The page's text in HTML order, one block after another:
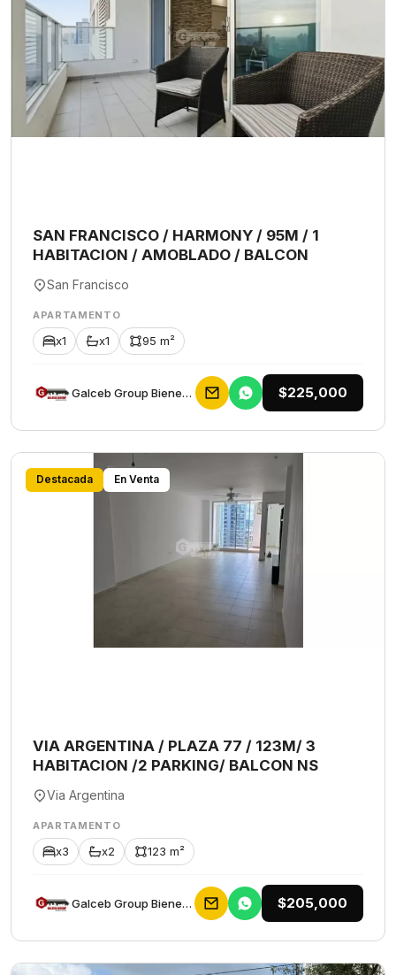
SAN FRANCISCO / HARMONY / 95M / 1
HABITACION / AMOBLADO / BALCON
San Francisco
APARTAMENTO
x1 x1 95 m²
Galceb Group Bienes Raices $225,000
Destacada En Venta
VIA ARGENTINA / PLAZA 77 / 123M/ 3
HABITACION /2 PARKING/ BALCON NS
Via Argentina
APARTAMENTO
x3 x2 123 m²
Galceb Group Bienes Raices $205,000